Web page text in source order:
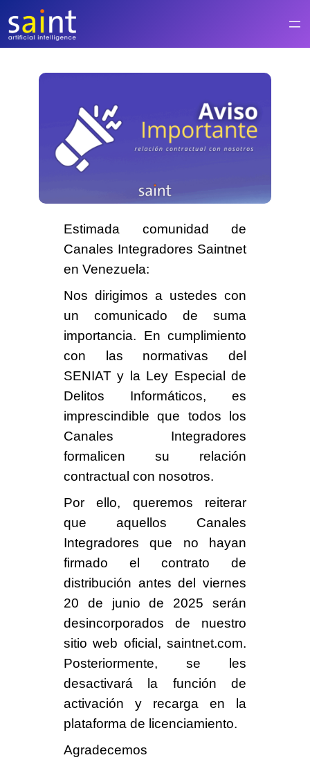
contenido
Estimada comunidad de
Canales Integradores Saintnet
en Venezuela:
Nos dirigimos a ustedes con
un comunicado desuma
importancia. En cumplimiento
con las normativas del
SENIAT y la Ley Especial de
Delitos Informáticos, es
imprescindible que todos los
Canales Integradores
formalicen su relación
contractual con nosotros.
Por ello, queremos reiterar
que aquellos Canales
Integradores que no hayan
firmado el contrato de
distribución antes del viernes
20 de junio de 2025 serán
desincorporados de nuestro
sitio web oficial, saintnet.com.
Posteriormente, se les
desactivará la función de
activación y recarga en la
plataforma de licenciamiento.
Agradecemos